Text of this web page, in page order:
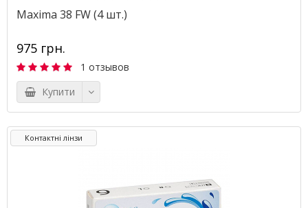
Maxima 38 FW (4 шт.)
975 грн.
1 отзывов
Купити
Контактні лінзи